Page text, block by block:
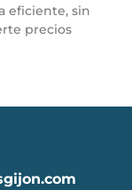
eficiente, sin
precios